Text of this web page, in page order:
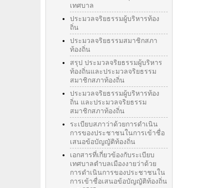
เทศบาล
ประมวลจริยธรรมผู้บริหารท้อง
ถิ่น
ประมวลจริยธรรมสมาชิกสภา
ท้องถิ่น
สรุป ประมวลจริยธรรมผู้บริหาร
ท้องถิ่นและประมวลจริยธรรม
สมาชิกสภาท้องถิ่น
ประมวลจริยธรรมผู้บริหารท้อง
ถิ่น และประมวลจริยธรรม
สมาชิกสภาท้องถิ่น
ระเบียบสภาว่าด้วยการดำเนิน
การของประชาชนในการเข้าชื่อ
เสนอข้อบัญญัติท้องถิ่น
เอกสารที่เกี่ยวข้องกับระเบียบ
เทศบาลตำบลเมืองงายว่าด้วย
การดำเนินการของประชาชนใน
การเข้าชื่อเสนอข้อบัญญัติท้องถิ่น